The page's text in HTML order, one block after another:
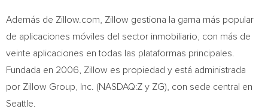
Además de Zillow.com, Zillow gestiona la gama más popular
de aplicaciones móviles del sector inmobiliario, con más de
veinte aplicaciones en todas las plataformas principales.
Fundada en 2006, Zillow es propiedad y está administrada
por Zillow Group, Inc. (NASDAQ:Z y ZG), con sede central en
Seattle